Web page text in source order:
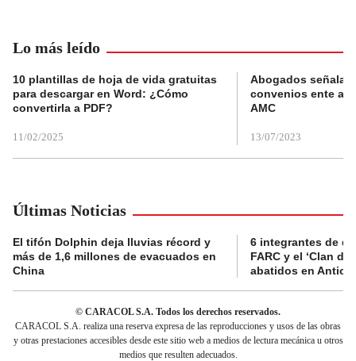
Lo más leído
10 plantillas de hoja de vida gratuitas
para descargar en Word: ¿Cómo
convertirla a PDF?
11/02/2025
Abogados
convenios ente
AMC
13/07/2023
Últimas Noticias
El tifón Dolphin deja lluvias récord y
más de 1,6 millones de evacuados en
China
6 integrantes de
FARC y el ‘Clan
abatidos en
© CARACOL S.A. Todos los derechos reservados.
CARACOL S.A. realiza una reserva expresa de las reproducciones y usos de las obras
y otras prestaciones accesibles desde este sitio web a medios de lectura mecánica u otros
medios que resulten adecuados.